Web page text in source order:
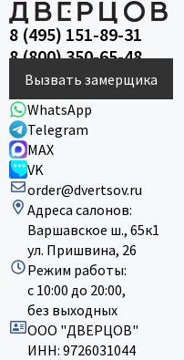
8 (495) 151-89-31
8 (800) 350-65-48
Вызвать замерщика
WhatsApp
Telegram
MAX
VK
order@dvertsov.ru
Адреса салонов:
Варшавское ш., 65к1
ул. Пришвина, 26
Режим работы:
с 10:00 до 20:00,
без выходных
ООО "ДВЕРЦОВ"
ИНН: 9726031044